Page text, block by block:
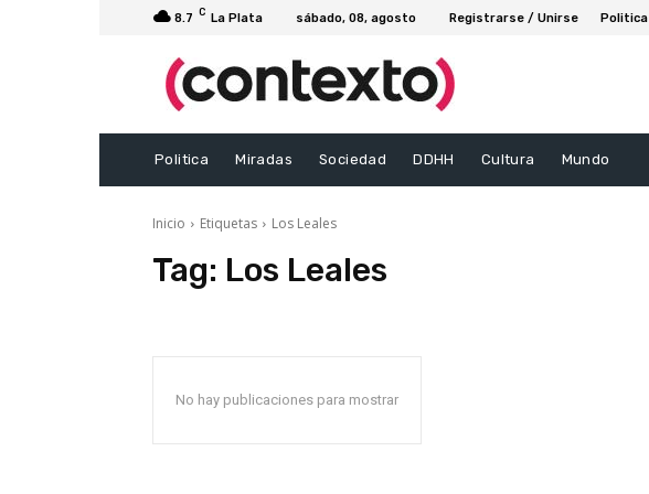
8.7 C La Plata sábado, 08, agosto Registrarse / Unirse Politica
Politica Miradas Sociedad DDHH Cultura Mundo
Inicio Etiquetas Los Leales
Tag: Los Leales
No hay publicaciones para mostrar